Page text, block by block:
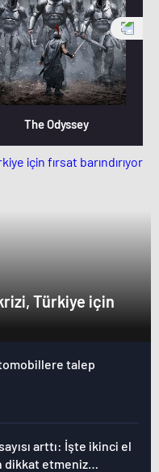
The Odyssey
Türkiye için
talep
arttı: İşte ikinci el
dikkat etmeniz